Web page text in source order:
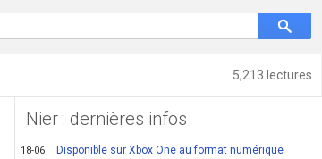
5,213 lectures
Nier : dernières infos
18-06 Disponible sur Xbox One au format numérique